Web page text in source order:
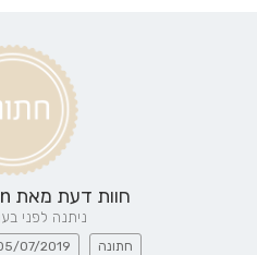
חוות דעת מאת
ניתנה לפני בערך 7
חתונה 07/2019